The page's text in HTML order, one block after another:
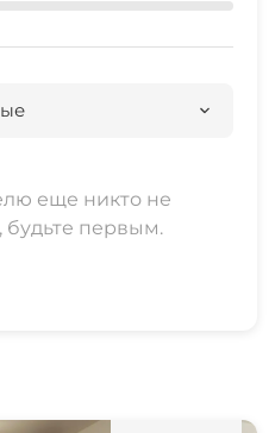
еще никто не
будьте первым.